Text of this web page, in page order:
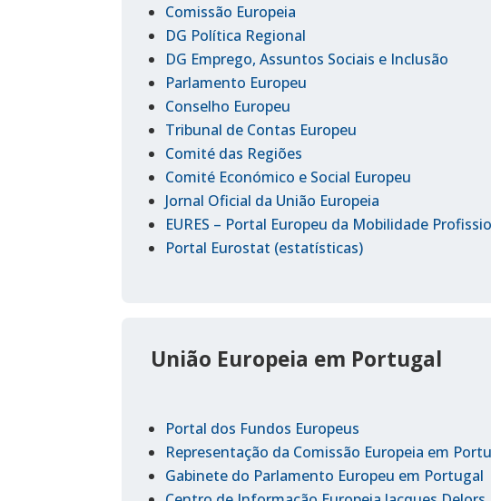
Comissão Europeia
DG Política Regional
DG Emprego, Assuntos Sociais e Inclusão
Parlamento Europeu
Conselho Europeu
Tribunal de Contas Europeu
Comité das Regiões
Comité Económico e Social Europeu
Jornal Oficial da União Europeia
EURES – Portal Europeu da Mobilidade
Portal Eurostat (estatísticas)
União Europeia em Portugal
Portal dos Fundos Europeus
Representação da Comissão Europeia em
Gabinete do Parlamento Europeu em Portugal